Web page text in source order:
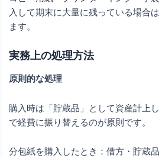
入して期末に大量に残っている場合
ます。
実務上の処理方法
原則的な処理
購入時は「貯蔵品」として資産計上
で経費に振り替えるのが原則です。
分包紙を購入したとき：借方・貯蔵